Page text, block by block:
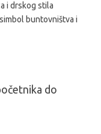
i drskog stila
buntovništva i
do